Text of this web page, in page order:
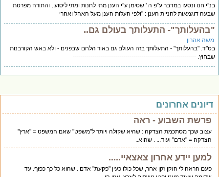
חנו ונסעו במדבר ע”פ ה ' שסימן ע”י הענן מתי לחנות ומתי ליסוע , והתורה מפרטת
דוגמאות לחניית הענן : "ולפי העלות הענן מעל האהל ואחרי
התעלותך בעולם גם..
אהרון
"בהעלותך" - התעלותך בזה העולם גם באור הלחם שבפנים - ולא באש הקורבנות
---------------------------------------------------------------
אחרונים
פרשת השבוע - ראה
עצוב שכך מסתכמת הצדקה : שהיא שקולה ויותר ל"משפט" שאם המשפט = "ארץ"
הצדקה = "אדם" ועוד... . שהוא..
למען יידע אחרון צאצאיי.....
פעם הראה לי הזקן זקן אחר, שכל כולו כעין "פקעת" אדם . שהוא כל כך כפוף. עד